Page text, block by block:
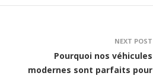
NEXT POST
Pourquoi nos véhicules
modernes sont parfaits pour